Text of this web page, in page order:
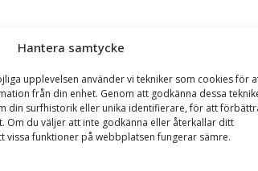
Hantera samtycke
upplevelsen använder vi tekniker som cookies för
från din enhet. Genom att godkänna dessa
din surfhistorik eller unika identifierare, för att
Om du väljer att inte godkänna eller återkallar ditt
vissa funktioner på webbplatsen fungerar sämre.